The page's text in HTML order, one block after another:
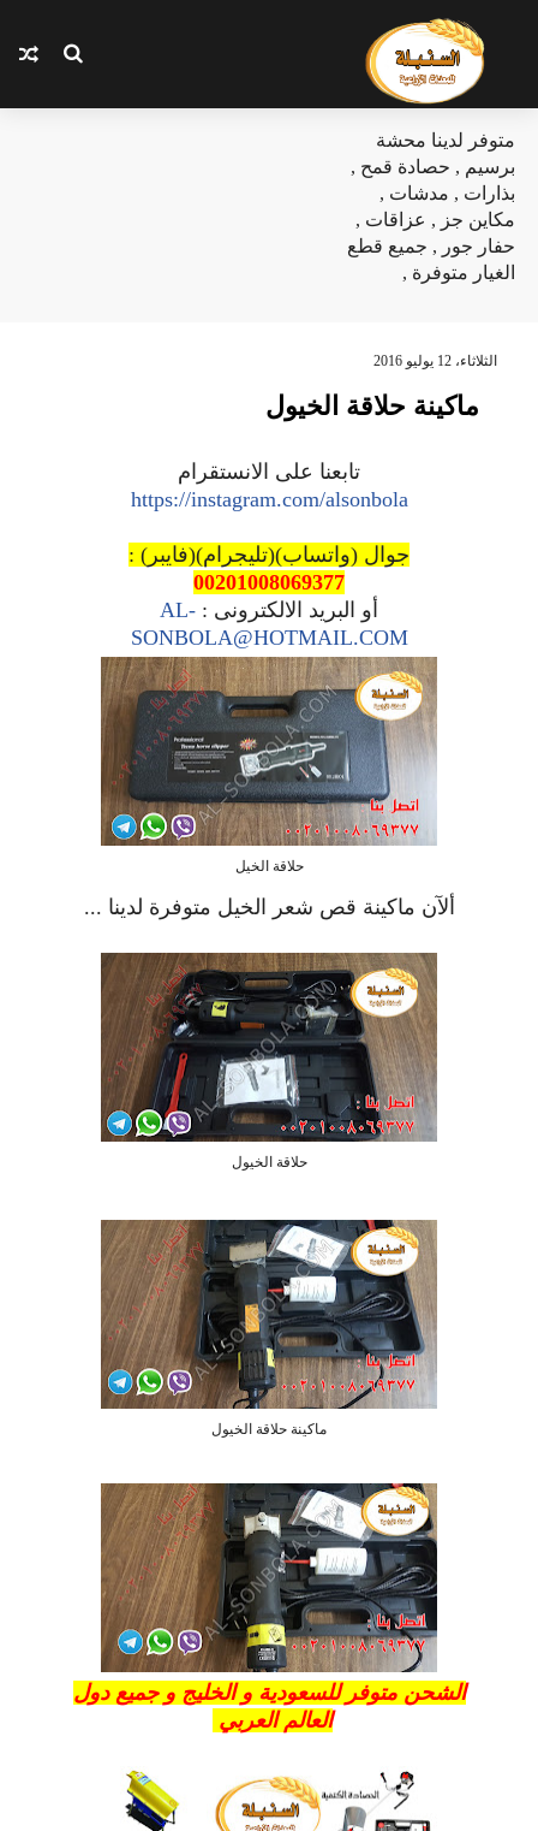
متوفر لدينا محشة
برسيم , حصادة قمح ,
بذارات , مدشات ,
مكاين جز , عزاقات ,
حفار جور , جميع قطع
الغيار متوفرة ,
الثلاثاء، 12 يوليو 2016
ماكينة حلاقة الخيول
تابعنا على الانستقرام
https://instagram.com/alsonbola
جوال (واتساب)(تليجرام)(فايبر) :
00201008069377
أو البريد الالكترونى : AL-
SONBOLA@HOTMAIL.COM
حلاقة الخيل
ألآن ماكينة قص شعر الخيل متوفرة لدينا ...
حلاقة الخيول
ماكينة حلاقة الخيول
الشحن متوفر للسعودية و الخليج و جميع دول
العالم العربي